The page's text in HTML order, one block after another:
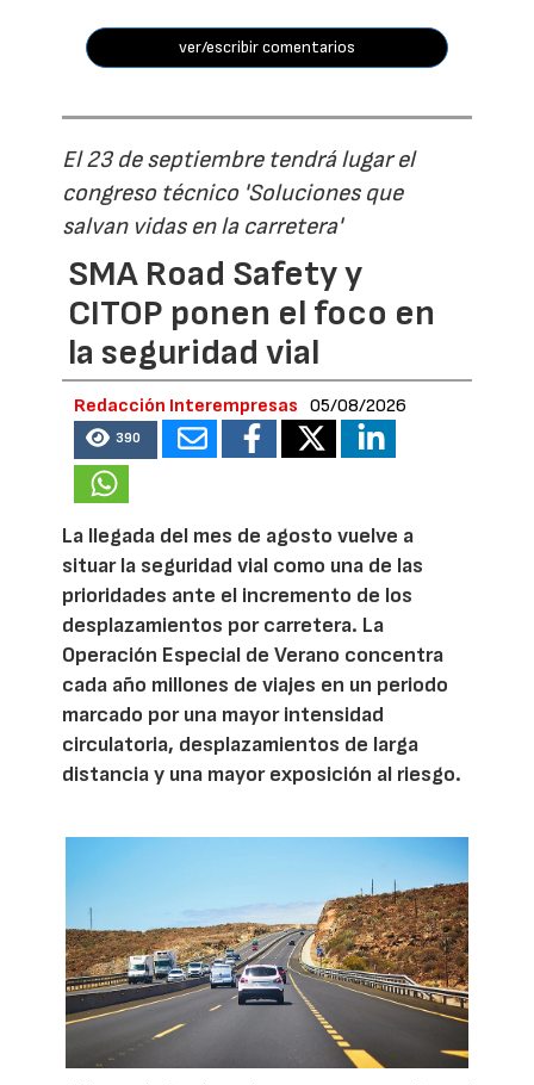
ver/escribir comentarios
El 23 de septiembre tendrá lugar el
congreso técnico 'Soluciones que
salvan vidas en la carretera'
SMA Road Safety y
CITOP ponen el foco en
la seguridad vial
Redacción Interempresas 05/08/2026
390
La llegada del mes de agosto vuelve a
situar la seguridad vial como una de las
prioridades ante el incremento de los
desplazamientos por carretera. La
Operación Especial de Verano concentra
cada año millones de viajes en un periodo
marcado por una mayor intensidad
circulatoria, desplazamientos de larga
distancia y una mayor exposición al riesgo.